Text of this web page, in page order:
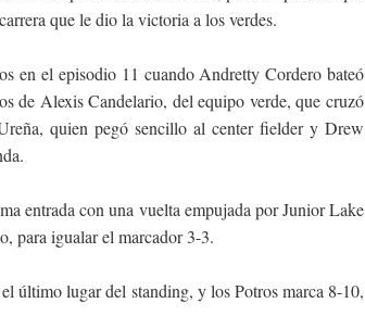
que le dio la victoria a los verdes.
en el episodio 11 cuando Andretty Cordero bateó
de Alexis Candelario, del equipo verde, que cruzó
quien pegó sencillo al center fielder y Drew
entrada con una vuelta empujada por Junior Lake
para igualar el marcador 3-3.
último lugar del standing, y los Potros marca 8-10,